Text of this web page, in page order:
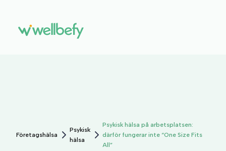
Företagshälsa
Psykisk
hälsa
Psykisk hälsa på arbetsplatsen:
därför fungerar inte “One Size Fits
All”